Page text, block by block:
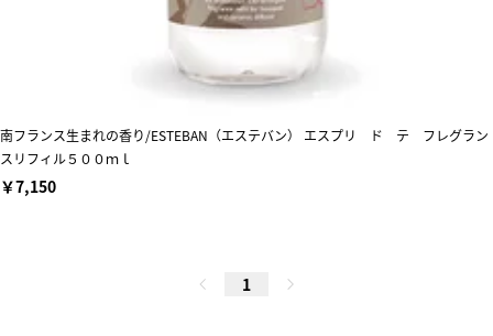
南フランス生まれの香り/ESTEBAN（エステバン） エスプリ ド テ フレグラン
スリフィル５００ｍｌ
￥7,150
1